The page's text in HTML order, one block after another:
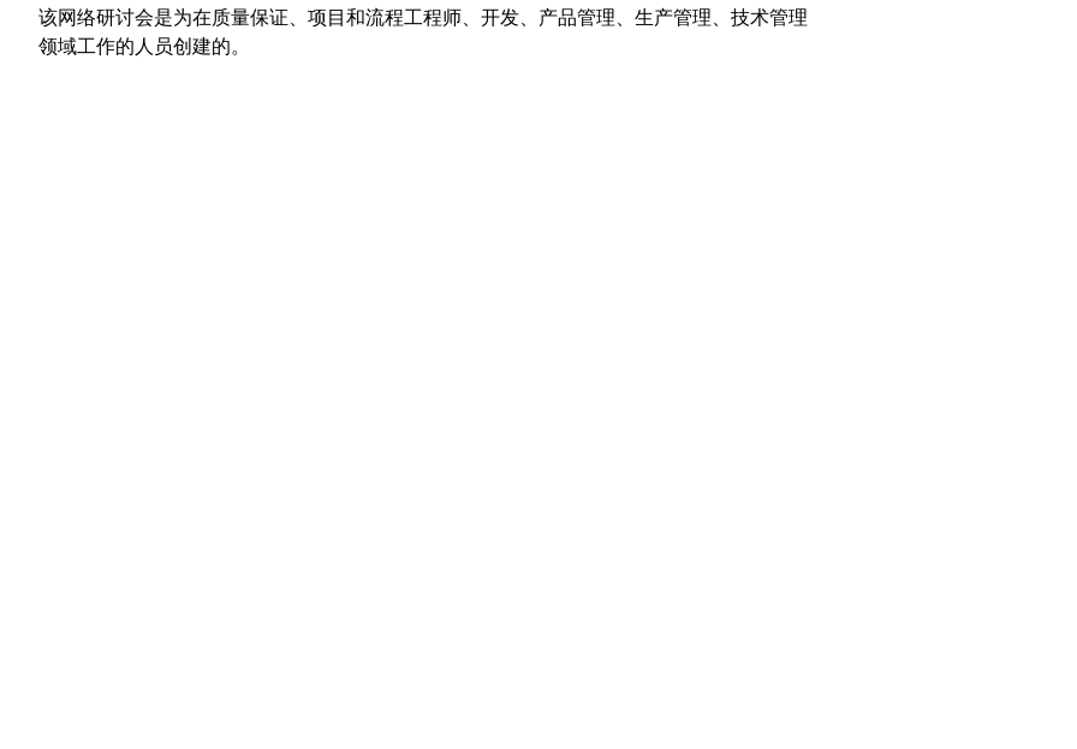
​该网络研讨会是为在质量保证、项目和流程工程师、开发、产品管理、生产管理、技术管理
领域工作的人员创建的。